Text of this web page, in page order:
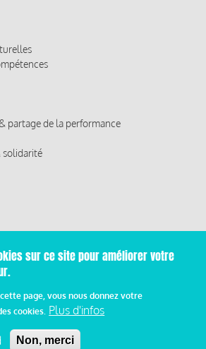
partage de la performance
solidarité
Social - Réalisé parCafffeine
et condition générale d’utilisation et
d’abonnement
sur ce site pour améliorer votre
page, vous nous donnez votre
cookies. Plus d'infos
Non, merci